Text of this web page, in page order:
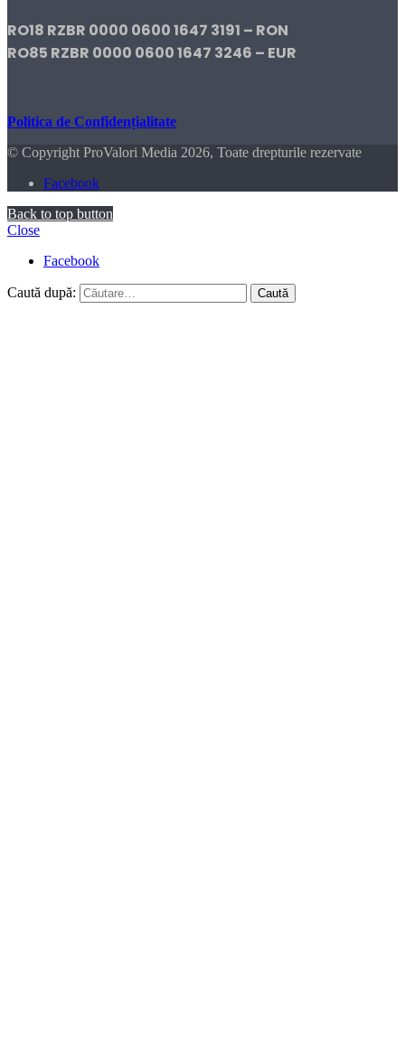
RO18 RZBR 0000 0600 1647 3191 – RON
RO85 RZBR 0000 0600 1647 3246 – EUR
Politica de Confidențialitate
© Copyright ProValori Media 2026, Toate drepturile rezervate
Facebook
Back to top button
Close
Facebook
Caută după: